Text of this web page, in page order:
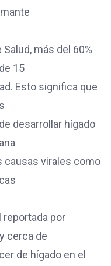
más del 60%
15
Esto significa que
desarrollar hígado
causas virales como
reportada por
cerca de
de hígado en el